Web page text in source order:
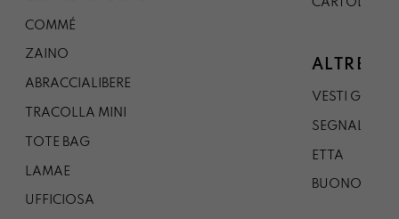
COMMÉ
ZAINO
ABRACCIALIBERE
TRACOLLA MINI
TOTE BAG
LAMAE
UFFICIOSA
CARTOLINA
ALTRE
VESTI
SEGNALIBRO
ETTA
BUONO